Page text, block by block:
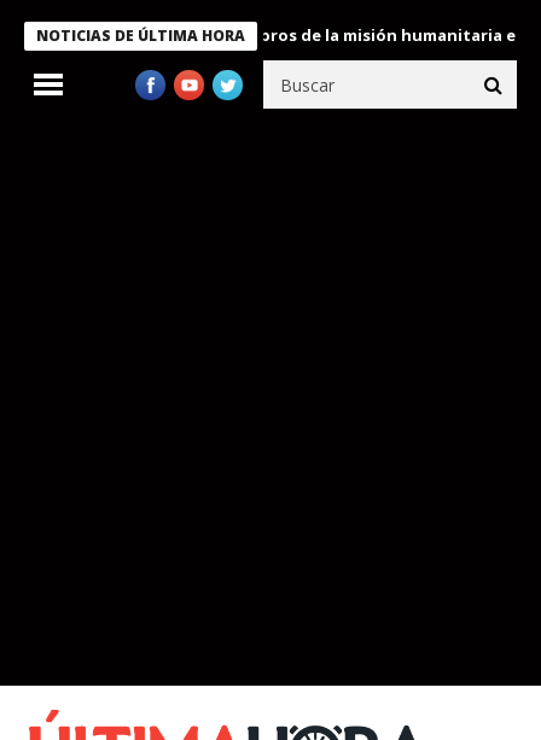
NOTICIAS DE ÚLTIMA HORA
Bukele condecora a miembros de la misión humanitaria enviada